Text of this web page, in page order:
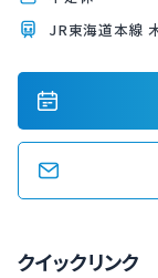
JR東海道本線
クイックリンク